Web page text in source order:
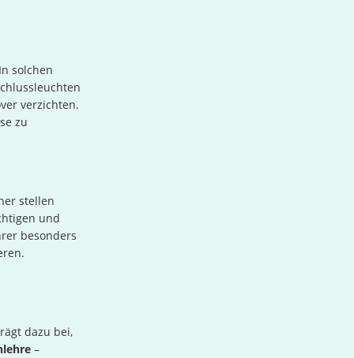
solchen
verzichten.
zu
stellen
und
besonders
dazu bei,
–